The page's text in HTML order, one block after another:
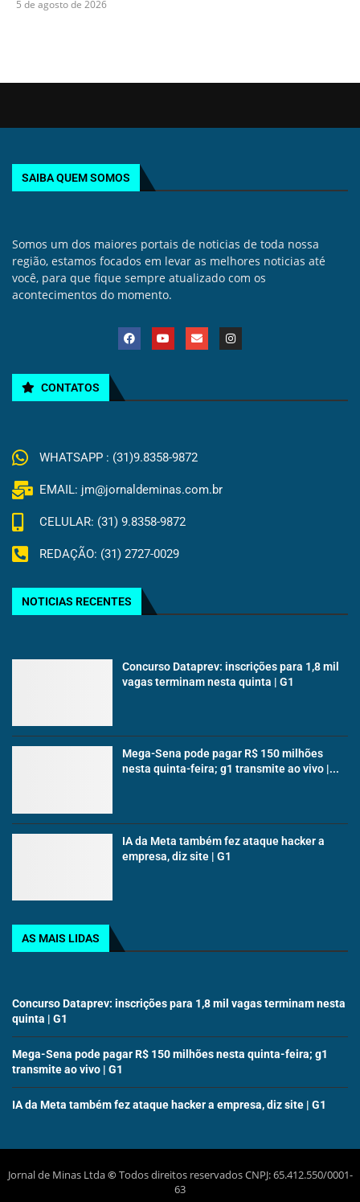
5 de agosto de 2026
SAIBA QUEM SOMOS
Somos um dos maiores portais de noticias de toda nossa
região, estamos focados em levar as melhores noticias até
você, para que fique sempre atualizado com os
acontecimentos do momento.
CONTATOS
WHATSAPP : (31)9.8358-9872
EMAIL: jm@jornaldeminas.com.br
CELULAR: (31) 9.8358-9872
REDAÇÃO: (31) 2727-0029
NOTICIAS RECENTES
Concurso Dataprev: inscrições para 1,8 mil
vagas terminam nesta quinta | G1
Mega-Sena pode pagar R$ 150 milhões
nesta quinta-feira; g1 transmite ao vivo |...
IA da Meta também fez ataque hacker a
empresa, diz site | G1
AS MAIS LIDAS
Concurso Dataprev: inscrições para 1,8 mil vagas terminam nesta
quinta | G1
Mega-Sena pode pagar R$ 150 milhões nesta quinta-feira; g1
transmite ao vivo | G1
IA da Meta também fez ataque hacker a empresa, diz site | G1
Jornal de Minas Ltda©Todos direitos reservados CNPJ: 65.412.550/0001-
63